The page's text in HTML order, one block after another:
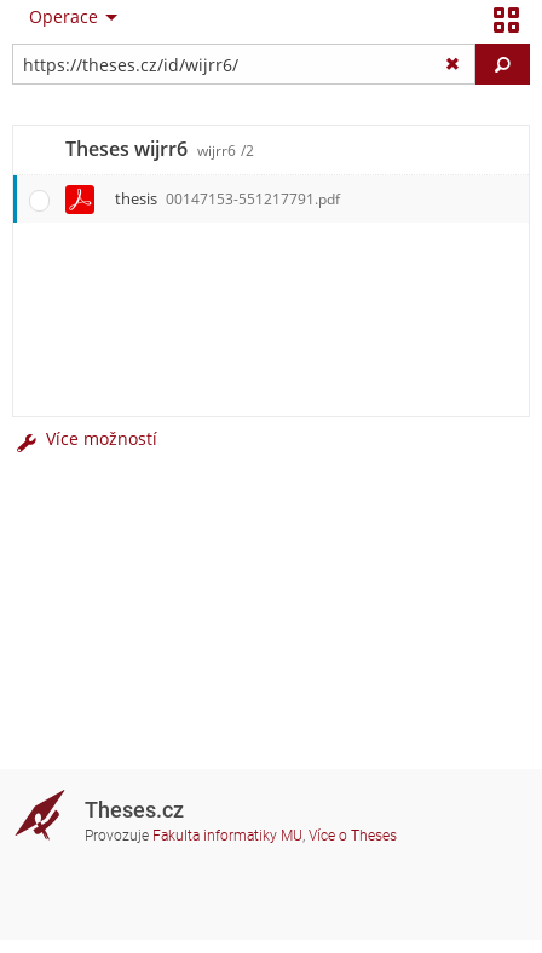
Operace
Theses wijrr6 wijrr6 /2
thesis 00147153-551217791.pdf
Více možností
Theses.cz
Provozuje Fakulta informatiky MU, Více o Theses